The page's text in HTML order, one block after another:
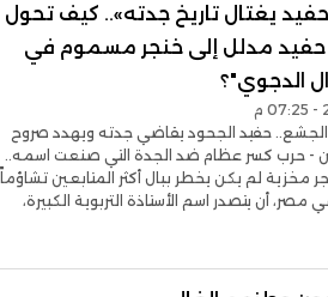
يغتال تاريخ جدته».. كيف تحول
مدلل إلى خنجر مسموم في
الدجوي"؟
الجشع.. حفيد الجحود يقاضي جدته ويهدد صروح
- حرب كسر عظام ضد الجدة التي صنعت اسمه..
مخزية لم يكن يخطر ببال أكثر المتابعين تشاؤماً
مصر، أن يتصدر اسم الأستاذة التربوية الكبيرة،